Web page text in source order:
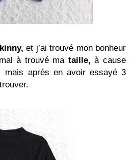
et j’ai trouvé mon bonheur
à trouvé ma taille, à cause
mais après en avoir essayé 3